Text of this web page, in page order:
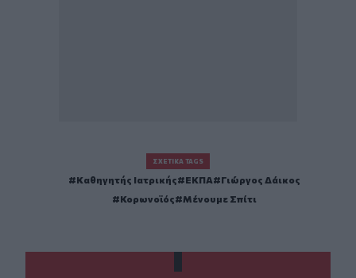
ΣΧΕΤΙΚΆ TAGS
Καθηγητής Ιατρικής ΕΚΠΑ
Γιώργος Δάικος
Κορωνοϊός
Μένουμε Σπίτι